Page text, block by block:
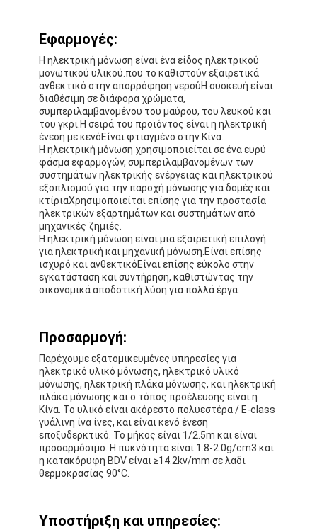
Ποιοτικός έλεγχος
Μας ελάτε σε επαφή με
Συγκολλητική ταινία μόνωσης
Ταινία μόνωσης υφασμάτων γυαλιού
Ανθεκτική στη θερμότητα ταινία μόνωσης
Κολλητική ταινία υφασμάτων γυαλιού
Κολλητική ταινία ταινιών Polyimide
Κολλητική ταινία φύλλων αλουμινίου αργιλίου
Αντιμέτωπο φύλλο αλουμινίου έγγραφο της Kraft
Ύφασμα φίμπεργκλας φύλλων αλουμινίου αργιλίου
Scrim φύλλων αλουμινίου ταινία
Ταινία αγωγών υφασμάτων
Το διπλάσιο πλαισίωσε την κολλητική ταινία
Κολλητική ταινία της PET
Εφαρμογές:
Η ηλεκτρική μόνωση είναι ένα είδος ηλεκτρικού
μονωτικού υλικού.που το καθιστούν εξαιρετικά
ανθεκτικό στην απορρόφηση νερούΗ συσκευή είναι
διαθέσιμη σε διάφορα χρώματα,
συμπεριλαμβανομένου του μαύρου, του λευκού και
του γκρι.Η σειρά του προϊόντος είναι η ηλεκτρική
ένεση με κενόΕίναι φτιαγμένο στην Κίνα.
Η ηλεκτρική μόνωση χρησιμοποιείται σε ένα ευρύ
φάσμα εφαρμογών, συμπεριλαμβανομένων των
συστημάτων ηλεκτρικής ενέργειας και ηλεκτρικού
εξοπλισμού.για την παροχή μόνωσης για δομές και
κτίριαΧρησιμοποιείται επίσης για την προστασία
ηλεκτρικών εξαρτημάτων και συστημάτων από
μηχανικές ζημιές.
Η ηλεκτρική μόνωση είναι μια εξαιρετική επιλογή
για ηλεκτρική και μηχανική μόνωση.Είναι επίσης
ισχυρό και ανθεκτικόΕίναι επίσης εύκολο στην
εγκατάσταση και συντήρηση, καθιστώντας την
οικονομικά αποδοτική λύση για πολλά έργα.
Προσαρμογή:
Παρέχουμε εξατομικευμένες υπηρεσίες για
ηλεκτρικό υλικό μόνωσης, ηλεκτρικό υλικό
μόνωσης, ηλεκτρική πλάκα μόνωσης, και ηλεκτρική
πλάκα μόνωσης.και ο τόπος προέλευσης είναι η
Κίνα. Το υλικό είναι ακόρεστο πολυεστέρα / E-class
γυάλινη ίνα ίνες, και είναι κενό ένεση
εποξυδερκτικό. Το μήκος είναι 1/2.5m και είναι
προσαρμόσιμο. Η πυκνότητα είναι 1.8-2.0g/cm3 και
η κατακόρυφη BDV είναι ≥14.2kv/mm σε λάδι
θερμοκρασίας 90°C.
Υποστήριξη και υπηρεσίες: